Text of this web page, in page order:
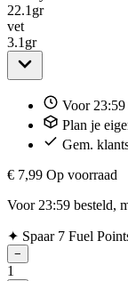
22.1 gr
vet
3.1 gr
Voor 23:59
Plan je
Gem.
€ 7,99 Op voorraad
Voor 23:59 besteld,
✦ Spaar 7 Fuel
−
1